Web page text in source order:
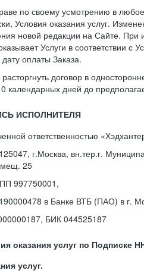
по своему усмотрению в
Условия оказания услуг.
новой редакции на Сайте. При
Услуги в соответствии с
оплаты Заказа.
расторгнуть договор в
календарных дней до
ИСПОЛНИТЕЛЯ
ответственностью
г.Москва, вн.тер.г.
25
997750001,
в Банке ВТБ (ПАО) в г.
БИК 044525187
оказания услуг по Подписке
услуг.